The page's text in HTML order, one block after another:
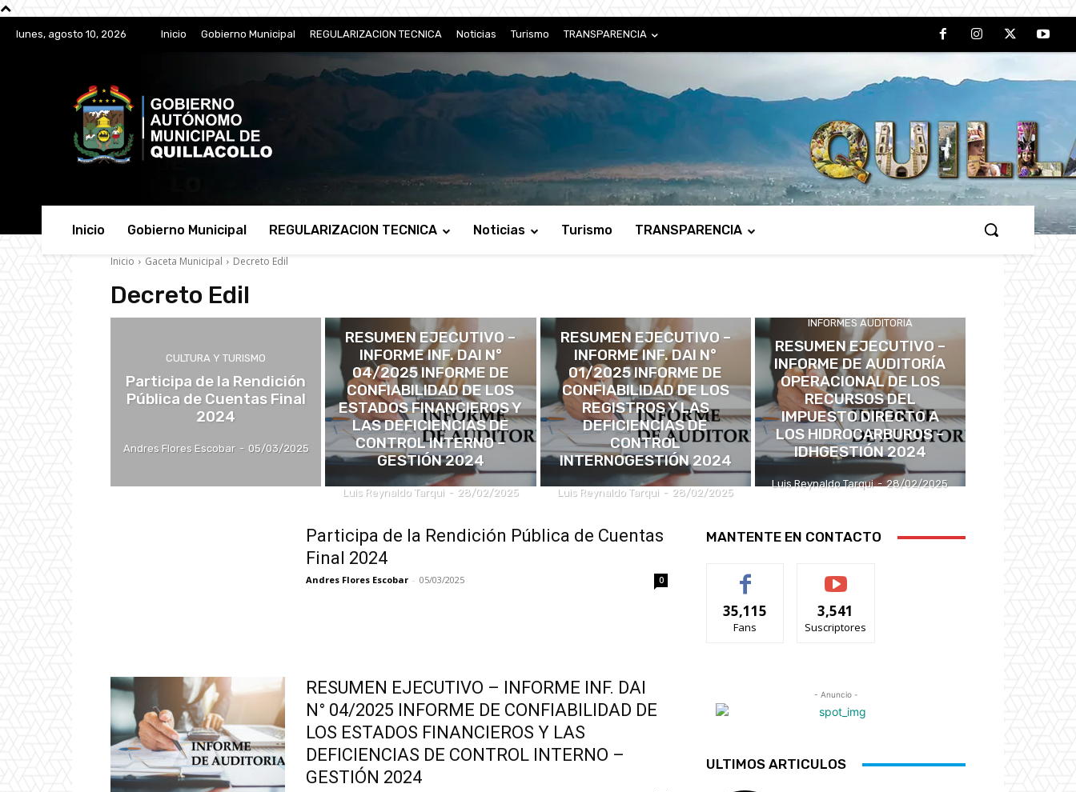
lunes, agosto 10, 2026 Inicio Gobierno Municipal REGULARIZACION TECNICA Noticias Turismo TRANSPARENCIA
Inicio Gobierno Municipal REGULARIZACION TECNICA Noticias Turismo TRANSPARENCIA
Inicio Gaceta Municipal Decreto Edil
Decreto Edil
CULTURA Y TURISMO
Participa de la Rendición
Pública de Cuentas Final
2024
Andres Flores Escobar - 05/03/2025
RESUMEN EJECUTIVO –
INFORME INF. DAI N°
04/2025 INFORME DE
CONFIABILIDAD DE LOS
ESTADOS FINANCIEROS Y
LAS DEFICIENCIAS DE
CONTROL INTERNO –
GESTIÓN 2024
Luis Reynaldo Tarqui - 28/02/2025
RESUMEN EJECUTIVO –
INFORME INF. DAI N°
01/2025 INFORME DE
CONFIABILIDAD DE LOS
REGISTROS Y LAS
DEFICIENCIAS DE
CONTROL
INTERNOGESTIÓN 2024
Luis Reynaldo Tarqui - 28/02/2025
INFORMES AUDITORIA
RESUMEN EJECUTIVO –
INFORME DE AUDITORÍA
OPERACIONAL DE LOS
RECURSOS DEL
IMPUESTO DIRECTO A
LOS HIDROCARBUROS –
IDHGESTIÓN 2024
Luis Reynaldo Tarqui - 28/02/2025
Participa de la Rendición Pública de Cuentas
Final 2024
Andres Flores Escobar - 05/03/2025 0
RESUMEN EJECUTIVO – INFORME INF. DAI
N° 04/2025 INFORME DE CONFIABILIDAD DE
LOS ESTADOS FINANCIEROS Y LAS
DEFICIENCIAS DE CONTROL INTERNO –
GESTIÓN 2024
MANTENTE EN CONTACTO
35,115
Fans
3,541
Suscriptores
- Anuncio -
ULTIMOS ARTICULOS